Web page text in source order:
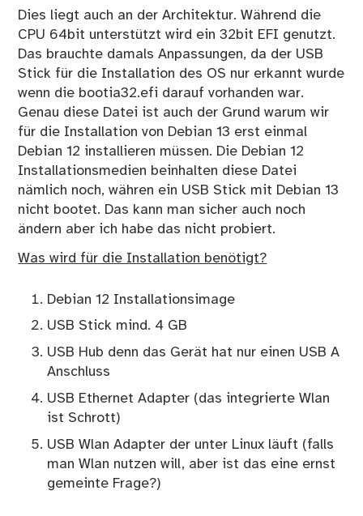
Dies liegt auch an der Architektur. Während die
CPU 64bit unterstützt wird ein 32bit EFI genutzt.
Das brauchte damals Anpassungen, da der USB
Stick für die Installation des OS nur erkannt wurde
wenn die bootia32.efi darauf vorhanden war.
Genau diese Datei ist auch der Grund warum wir
für die Installation von Debian 13 erst einmal
Debian 12 installieren müssen. Die Debian 12
Installationsmedien beinhalten diese Datei
nämlich noch, währen ein USB Stick mit Debian 13
nicht bootet. Das kann man sicher auch noch
ändern aber ich habe das nicht probiert.
Was wird für die Installation benötigt?
Debian 12 Installationsimage
USB Stick mind. 4 GB
USB Hub denn das Gerät hat nur einen USB A
Anschluss
USB Ethernet Adapter (das integrierte Wlan
ist Schrott)
USB Wlan Adapter der unter Linux läuft (falls
man Wlan nutzen will, aber ist das eine ernst
gemeinte Frage?)